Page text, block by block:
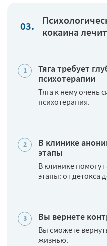
кокаина
Тяга требует
психотерапии
Тяга к нему очень
психотерапия.
В клинике
этапы
В клинике
этапы: от детокса
Вы вернете
Вы сможете
жизнью.